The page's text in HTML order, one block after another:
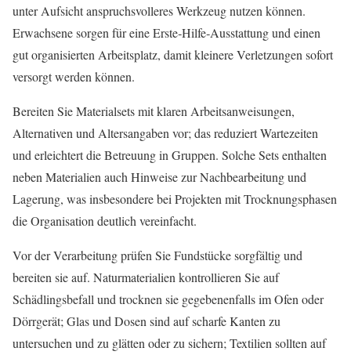
unter Aufsicht anspruchsvolleres Werkzeug nutzen können.
Erwachsene sorgen für eine Erste‑Hilfe‑Ausstattung und einen
gut organisierten Arbeitsplatz, damit kleinere Verletzungen sofort
versorgt werden können.
Bereiten Sie Materialsets mit klaren Arbeitsanweisungen,
Alternativen und Altersangaben vor; das reduziert Wartezeiten
und erleichtert die Betreuung in Gruppen. Solche Sets enthalten
neben Materialien auch Hinweise zur Nachbearbeitung und
Lagerung, was insbesondere bei Projekten mit Trocknungsphasen
die Organisation deutlich vereinfacht.
Vor der Verarbeitung prüfen Sie Fundstücke sorgfältig und
bereiten sie auf. Naturmaterialien kontrollieren Sie auf
Schädlingsbefall und trocknen sie gegebenenfalls im Ofen oder
Dörrgerät; Glas und Dosen sind auf scharfe Kanten zu
untersuchen und zu glätten oder zu sichern; Textilien sollten auf